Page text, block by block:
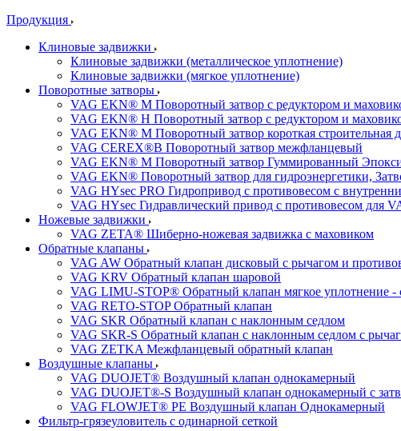
Продукция
Клиновые задвижки
Клиновые задвижки (металлическое уплотнение)
Клиновые задвижки (мягкое уплотнение)
Поворотные затворы
VAG EKN® M Поворотный затвор с редуктором и
VAG EKN® H Поворотный затвор с редуктором и
VAG EKN® M Поворотный затвор короткая строительная
VAG CEREX®B Поворотный затвор межфланцевый
VAG EKN® M Поворотный затвор Гуммированный
VAG EKN® Поворотный затвор для гидроэнергетики,
VAG HYsec PRO Гидропривод с противовесом с
VAG HYsec Гидравлический привод с противовесом для
Ножевые задвижки
VAG ZETA® Шиберно-ножевая задвижка с маховиком
Обратные клапаны
VAG AW Обратный клапан дисковый с рычагом и
VAG KRV Обратный клапан шаровой
VAG LIMU-STOP® Обратный клапан мягкое уплотнение -
VAG RETO-STOP Обратный клапан
VAG SKR Обратный клапан с наклонным седлом
VAG SKR-S Обратный клапан с наклонным седлом с
VAG ZETKA Межфланцевый обратный клапан
Воздушные клапаны
VAG DUOJET® Воздушный клапан однокамерный
VAG DUOJET®-S Воздушный клапан однокамерный с
VAG FLOWJET® PE Воздушный клапан Однокамерный
Фильтр-грязеуловитель с одинарной сеткой